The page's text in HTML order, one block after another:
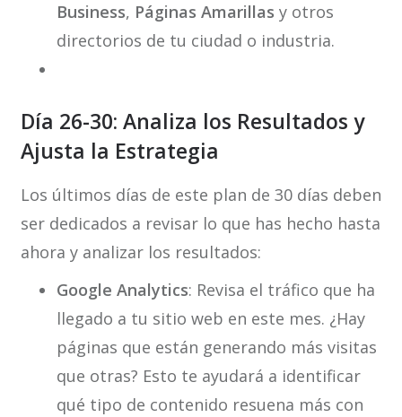
Business, Páginas Amarillas y otros
directorios de tu ciudad o industria.
Día 26-30: Analiza los Resultados y
Ajusta la Estrategia
Los últimos días de este plan de 30 días deben
ser dedicados a revisar lo que has hecho hasta
ahora y analizar los resultados:
Google Analytics: Revisa el tráfico que ha
llegado a tu sitio web en este mes. ¿Hay
páginas que están generando más visitas
que otras? Esto te ayudará a identificar
qué tipo de contenido resuena más con